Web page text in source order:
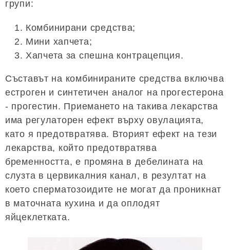
групи:
Комбинирани средства;
Мини хапчета;
Хапчета за спешна контрацепция.
Съставът на комбинираните средства включва
естроген и синтетичен аналог на прогестерона
- прогестин. Приемането на такива лекарства
има регулаторен ефект върху овулацията,
като я предотвратява. Вторият ефект на тези
лекарства, който предотвратява
бременността, е промяна в дебелината на
слузта в цервикалния канал, в резултат на
което сперматозоидите не могат да проникнат
в маточната кухина и да оплодят
яйцеклетката.